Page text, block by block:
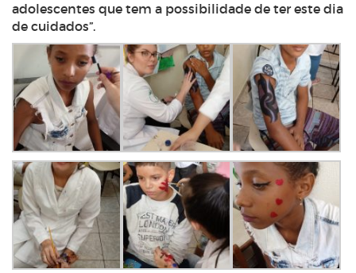
adolescentes que tem a possibilidade de ter este dia
de cuidados”.